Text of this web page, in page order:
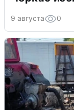
9 августа 0